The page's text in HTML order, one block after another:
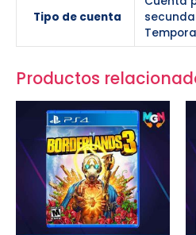
Tipo de cuenta
Productos